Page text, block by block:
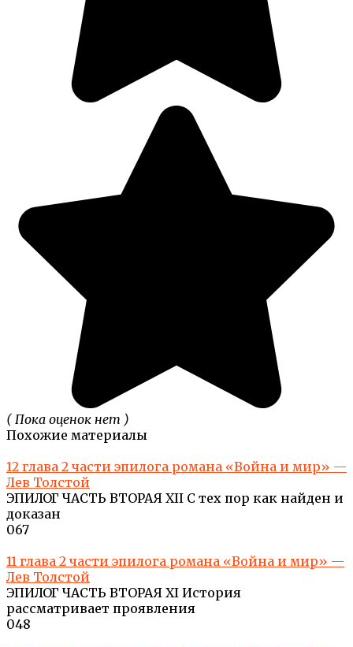
( Пока оценок нет )
Похожие материалы
12 глава 2 части эпилога романа «Война и мир» —
Лев Толстой
ЭПИЛОГ ЧАСТЬ ВТОРАЯ XII С тех пор как найден и
доказан
067
11 глава 2 части эпилога романа «Война и мир» —
Лев Толстой
ЭПИЛОГ ЧАСТЬ ВТОРАЯ XI История
рассматривает проявления
048